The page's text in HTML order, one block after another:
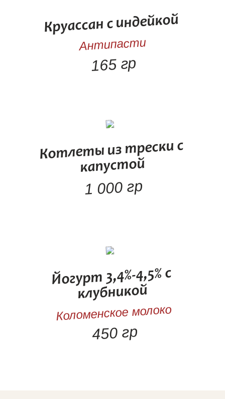
Круассан с индейкой
Антипасти
165 гр
Котлеты из трески с
капустой
1 000 гр
Йогурт 3,4%-4,5% с
клубникой
Коломенское молоко
450 гр